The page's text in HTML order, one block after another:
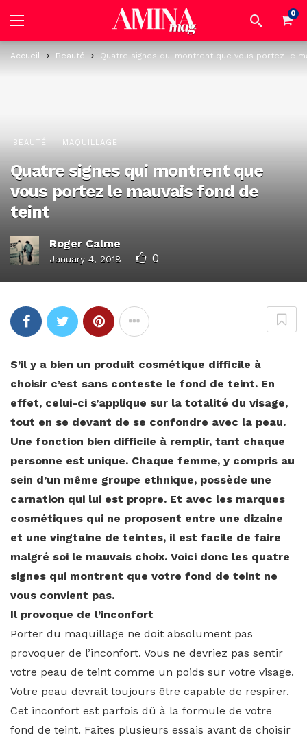
0
Accueil Beauté Quatre signes qui montrent que vous portez le
BEAUTÉ MAQUILLAGE
Quatre signes qui montrent que
vous portez le mauvais fond de
teint
Roger Calme
January 4, 2018 0
S’il y a bien un produit cosmétique difficile à
choisir c’est sans conteste le fond de teint. En
effet, celui-ci s’applique sur la totalité du visage,
tout en se devant de se confondre avec la peau.
Une fonction bien difficile à remplir, tant chaque
personne est unique. Chaque femme, y compris au
sein d’un même groupe ethnique, possède une
carnation qui lui est propre. Et avec les marques
cosmétiques qui ne proposent entre une dizaine
et une vingtaine de teintes, il est facile de faire
malgré soi le mauvais choix. Voici donc les quatre
signes qui montrent que votre fond de teint ne
vous convient pas.
Il provoque de l’inconfort
Porter du maquillage ne doit absolument pas
provoquer de l’inconfort. Vous ne devriez pas sentir
votre peau de teint comme un poids sur votre visage.
Votre peau devrait toujours être capable de respirer.
Cet inconfort est parfois dû à la formule de votre
fond de teint. Faites plusieurs essais avant de choisir